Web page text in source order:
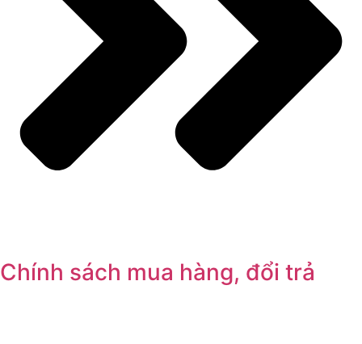
Chính sách mua hàng, đổi trả